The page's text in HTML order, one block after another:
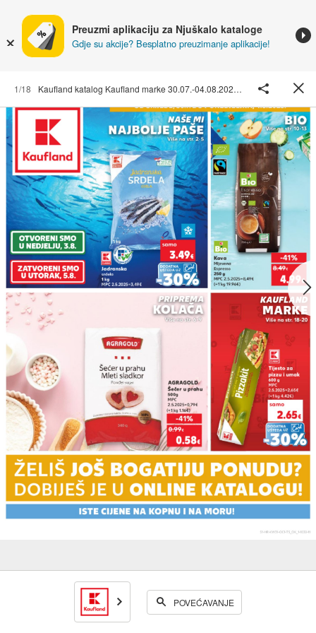
Preuzmi aplikaciju za Njuškalo kataloge
Gdje su akcije? Besplatno preuzimanje aplikacije!
1/18 Kaufland katalog Kaufland marke 30.07.-04.08.2025. Odabrane poslovnice
POVEĆAVANJE